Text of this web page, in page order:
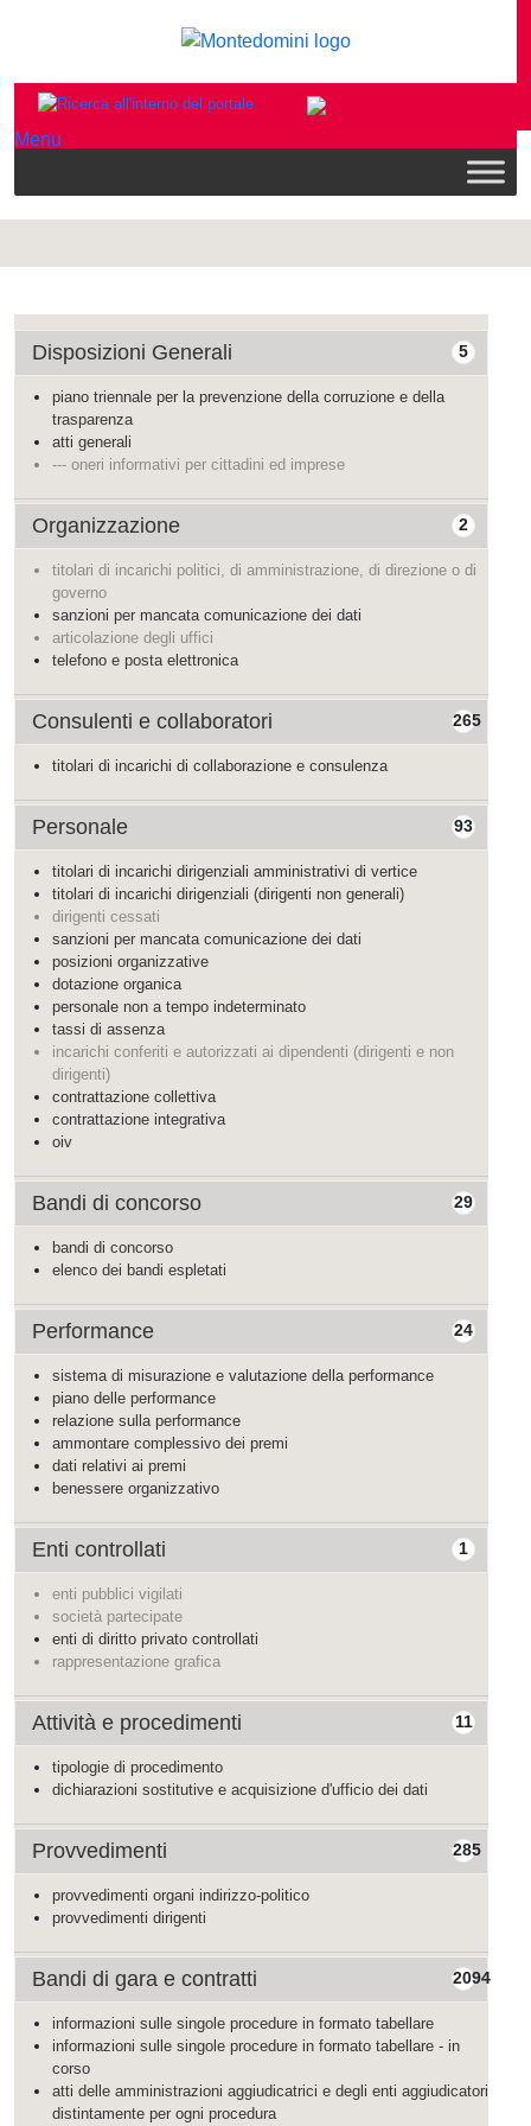
Menu
5
Disposizioni Generali
piano triennale per la prevenzione della corruzione e della
trasparenza
atti generali
--- oneri informativi per cittadini ed imprese
2
Organizzazione
titolari di incarichi politici, di amministrazione, di direzione o di
governo
sanzioni per mancata comunicazione dei dati
articolazione degli uffici
telefono e posta elettronica
265
Consulenti e collaboratori
titolari di incarichi di collaborazione e consulenza
93
Personale
titolari di incarichi dirigenziali amministrativi di vertice
titolari di incarichi dirigenziali (dirigenti non generali)
dirigenti cessati
sanzioni per mancata comunicazione dei dati
posizioni organizzative
dotazione organica
personale non a tempo indeterminato
tassi di assenza
incarichi conferiti e autorizzati ai dipendenti (dirigenti e non
dirigenti)
contrattazione collettiva
contrattazione integrativa
oiv
29
Bandi di concorso
bandi di concorso
elenco dei bandi espletati
24
Performance
sistema di misurazione e valutazione della performance
piano delle performance
relazione sulla performance
ammontare complessivo dei premi
dati relativi ai premi
benessere organizzativo
1
Enti controllati
enti pubblici vigilati
società partecipate
enti di diritto privato controllati
rappresentazione grafica
11
Attività e procedimenti
tipologie di procedimento
dichiarazioni sostitutive e acquisizione d'ufficio dei dati
285
Provvedimenti
provvedimenti organi indirizzo-politico
provvedimenti dirigenti
2094
Bandi di gara e contratti
informazioni sulle singole procedure in formato tabellare
informazioni sulle singole procedure in formato tabellare - in
corso
atti delle amministrazioni aggiudicatrici e degli enti aggiudicatori
distintamente per ogni procedura